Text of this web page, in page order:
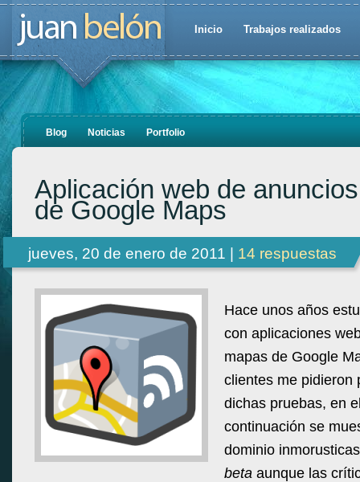
Inicio Trabajos realizados
Blog Noticias Portfolio
Aplicación web de
de Google Maps
jueves, 20 de enero de 2011 | 14 respuestas
Hace unos años
con aplicaciones
mapas de Google
clientes me pidieron
dichas pruebas, en
continuación se
dominio
beta aunque las